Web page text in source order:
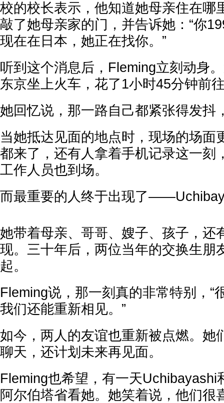
校的校长表示，他知道她母亲住在哪
敲了她母亲家的门，并告诉她：“你
现在在日本，她正在找你。”
听到这个消息后，Fleming立刻动身
东京坐上火车，花了1小时45分钟前
她回忆说，那一路自己都紧张得发抖
当她抵达见面的地点时，现场的场面
都来了，还有人拿着手机记录这一刻
工作人员也到场。
而最重要的人终于出现了
她带着母亲、哥哥、嫂子、孩子，还
现。三十年后，两位当年的交换生朋
起。
Fleming说，那一刻真的非常特别，“
我们还能重新相见。”
如今，两人的友谊也重新被点燃。她
聊天，还计划未来再见面。
Fleming也希望，有一天Uchibayashi
阿尔伯塔省看她。她笑着说，他们很